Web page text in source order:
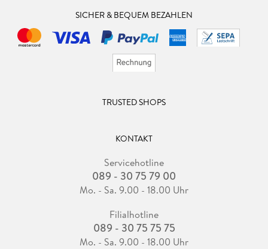
SICHER & BEQUEM BEZAHLEN
TRUSTED SHOPS
KONTAKT
Servicehotline
089 - 30 75 79 00
Mo. - Sa. 9.00 - 18.00 Uhr
Filialhotline
089 - 30 75 75 75
Mo. - Sa. 9.00 - 18.00 Uhr